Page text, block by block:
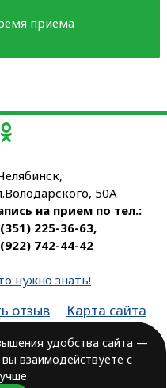
приема
50А
на прием по тел.:
225-36-63,
742-44-42
нужно знать!
отзыв
Карта сайта
выдана Министерством
области
удобства сайта —
взаимодействуете с